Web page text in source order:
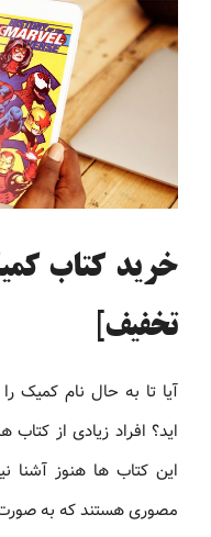
تخفیف]
آیا تا به حال نام کمیک
اید؟ افراد زیادی از کتاب
این کتاب ها هنوز آشنا
مصوری هستند که به صورت